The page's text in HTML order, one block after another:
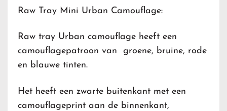
Raw Tray Mini Urban Camouflage:
Raw tray Urban camouflage heeft een
camouflagepatroon van groene, bruine, rode
en blauwe tinten.
Het heeft een zwarte buitenkant met een
camouflageprint aan de binnenkant,